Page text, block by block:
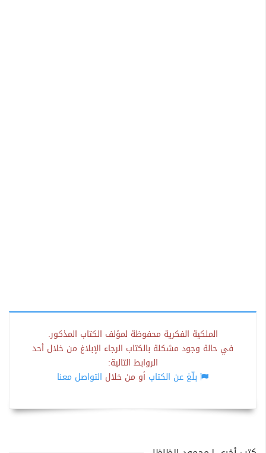
الملكية الفكرية محفوظة لمؤلف الكتاب المذكور.
في حالة وجود مشكلة بالكتاب الرجاء الإبلاغ من خلال أحد
الروابط التالية:
بلّغ عن الكتاب أو من خلال التواصل معنا